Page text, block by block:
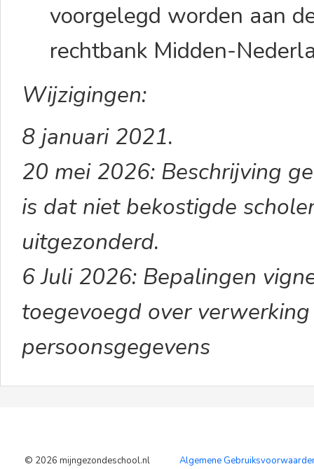
voorgelegd worden aan
rechtbank Midden-
Wijzigingen:
8 januari 2021.
20 mei 2026: Beschrijving
is dat niet bekostigde
uitgezonderd.
6 Juli 2026: Bepalingen
toegevoegd over
persoonsgegevens
© 2026 mijngezondeschool.nl Algemene